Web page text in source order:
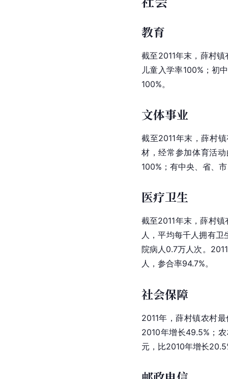
教育
截至2011年末，薛村
儿童入学率100%；初
100%。
文体事业
截至2011年末，薛村
材，经常参加体育活
100%；有中央、省、
医疗卫生
截至2011年末，薛村
人，平均每千人拥有
院病人0.7万人次。
人，参合率94.7%。
社会保障
2011年，薛村镇农村
2010年增长49.5%；
元，比2010年增长